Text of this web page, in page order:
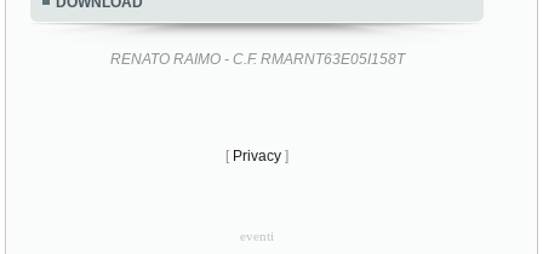
RENATO RAIMO - C.F. RMARNT63E05I158T
[ Privacy ]
eventi